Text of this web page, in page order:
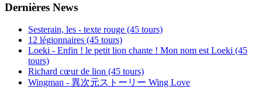
Dernières News
Sesterain, les - texte rouge (45 tours)
12 légionnaires (45 tours)
Loeki - Enfin ! le petit lion chante ! Mon nom est Loeki (45
tours)
Richard cœur de lion (45 tours)
Wingman - 異次元ストーリー Wing Love